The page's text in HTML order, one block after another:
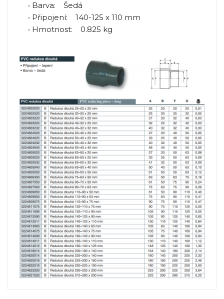
• Barva: Šedá
• Připojení: 140-125 x 110 mm
• Hmotnost: 0.825 kg